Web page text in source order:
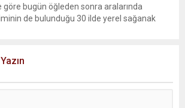
bugün öğleden sonra aralarında
de bulunduğu 30 ilde yerel sağanak
değerlerine ulaşacak. Ayrıca...